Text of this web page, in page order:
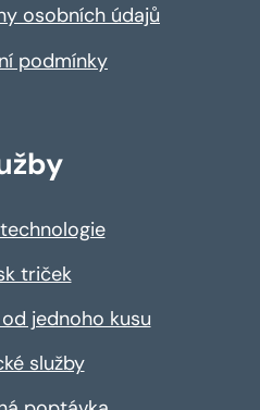
osobních údajů
podmínky
triček
jednoho kusu
služby